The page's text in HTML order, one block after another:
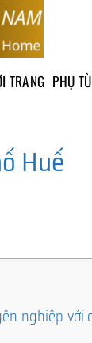
TRANG PHỤ
Huế
nghiệp với